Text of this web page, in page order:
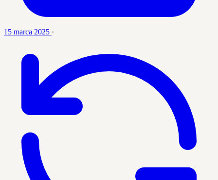
15 marca 2025 ·